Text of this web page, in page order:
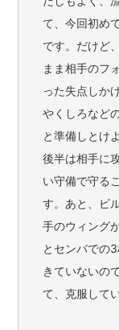
て、今回初め
です。だけど
まま相手のフ
った失点しか
やくしろなど
と準備しとけ
後半は相手に
い守備で守る
す。あと、ビ
手のウィング
とセンバでの
きていないの
て、克服して